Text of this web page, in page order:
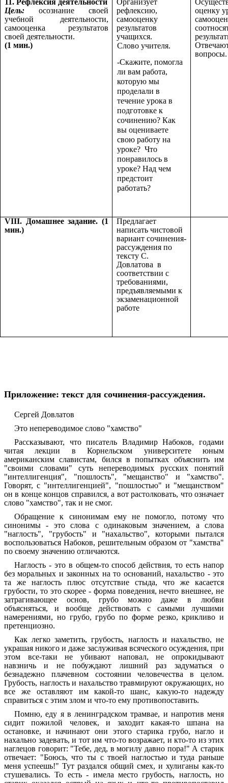
11. Рефлексия деятельности
Цель: осознание своей
учебной деятельности,
самооценка результатов
своей деятельности.
(1 мин.)
Организует
рефлексию,
самооценку
результатов
учащихся.
Слово учителя.
-Скажите, помогла
ли вам работа,
которую мы
проделали в
течение урока в
подготовке к
сочинению? Как
вы оцениваете
свою работу на
уроке? Что
понравилось в
уроке? Над чем
предстоит
работать?
оценку
вопросы.
VIII. Домашнее задание. (1
мин.)
Предлагает
написать чистовой
вариант сочинения-
рассуждения по
тексту С.
Довлатова в
соответствии с
требованиями,
предъявляемыми к
экзаменационной
работе
Приложение: текст для сочинения-рассуждения.
Сергей Довлатов
Это непереводимое слово "хамство"
Рассказывают, что писатель Владимир Набоков, годами
читая лекции в Корнельском университете юным
американским славистам, бился в попытках объяснить им
"своими словами" суть непереводимых русских понятий
"интеллигенция", "пошлость", "мещанство" и "хамство".
Говорят, с "интеллигенцией", "пошлостью" и "мещанством"
он в конце концов справился, а вот растолковать, что означает
слово "хамство", так и не смог.
Обращение к синонимам ему не помогло, потому что
синонимы - это слова с одинаковым значением, а слова
"наглость", "грубость" и "нахальство", которыми пытался
воспользоваться Набоков, решительным образом от "хамства"
по своему значению отличаются.
Наглость - это в общем-то способ действия, то есть напор
без моральных и законных на то оснований, нахальство - это
та же наглость плюс отсутствие стыда, что же касается
грубости, то это скорее - форма поведения, нечто внешнее, не
затрагивающее основ, грубо можно даже в любви
объясняться, и вообще действовать с самыми лучшими
намерениями, но грубо, грубо по форме резко, крикливо и
претенциозно.
Как легко заметить, грубость, наглость и нахальство, не
украшая никого и даже заслуживая всяческого осуждения, при
этом все-таки не убивают наповал, не опрокидывают
навзничь и не побуждают лишний раз задуматься о
безнадежно плачевном состоянии человечества в целом.
Грубость, наглость и нахальство травмируют окружающих, но
все же оставляют им какой-то шанс, какую-то надежду
справиться с этим злом и что-то ему противопоставить.
Помню, еду я в ленинградском трамвае, и напротив меня
сидит пожилой человек, и заходит какая-то шпана на
остановке, и начинают они этого старика грубо, нагло и
нахально задевать, и тот им что-то возражает, и кто-то из этих
наглецов говорит: "Тебе, дед, в могилу давно пора!" А старик
отвечает: "Боюсь, что ты с твоей наглостью и туда раньше
меня успеешь!" Тут раздался общий смех, и хулиганы как-то
стушевались. То есть - имела место грубость, наглость, но